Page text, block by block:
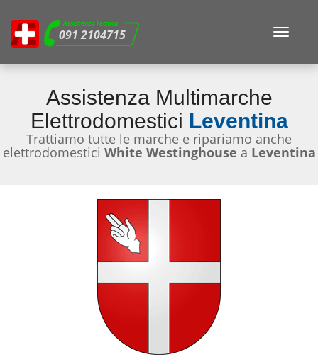
Assistenza Tecnica
091 2104715
Toggle
Assistenza Multimarche
Elettrodomestici Leventina
Trattiamo tutte le marche e ripariamo anche
elettrodomestici White Westinghouse a Leventina